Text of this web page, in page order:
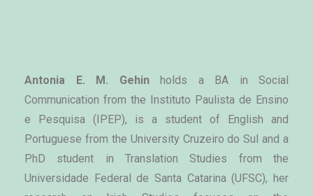
Antonia E. M. Gehin holds a BA in Social
Communication from the Instituto Paulista de Ensino
e Pesquisa (IPEP), is a student of English and
Portuguese from the University Cruzeiro do Sul and a
PhD student in Translation Studies from the
Universidade Federal de Santa Catarina (UFSC), her